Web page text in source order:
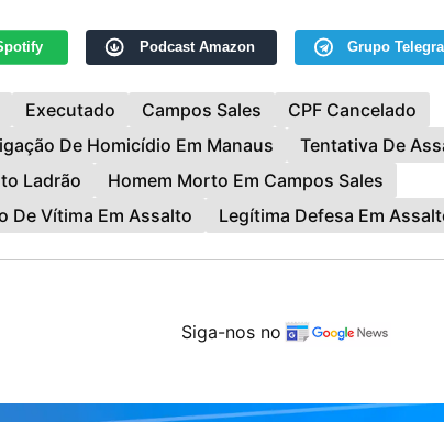
Podcast Amazon Grupo
Executado Campos Sales
CPF Cancelado
De Homicídio Em Manaus
Tentativa De
Ladrão
Homem Morto Em Campos Sales
De Vítima Em Assalto
Legítima Defesa Em
Siga-nos no